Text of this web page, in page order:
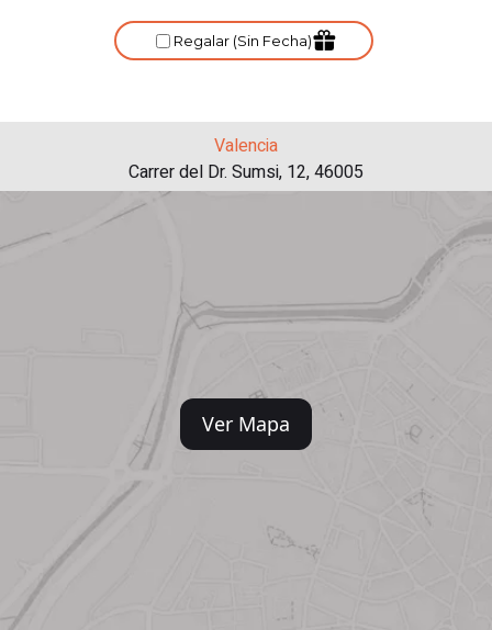
Valencia
Carrer del Dr. Sumsi, 12, 46005
Ver Mapa